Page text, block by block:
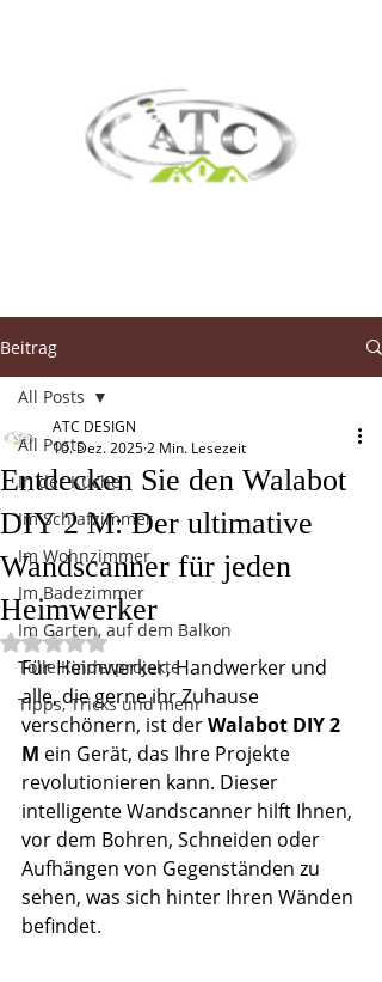
Beitrag
All Posts
In der Küche
Im Schlafzimmer
Im Wohnzimmer
Im Badezimmer
Im Garten, auf dem Balkon
Tolle Kinderprojekte
Tipps, Tricks und mehr
All Posts
Entdecken Sie den Walabot
DIY 2 M: Der ultimative
Wandscanner für jeden
Heimwerker
ATC DESIGN
10. Dez. 20252 Min. Lesezeit
Mit NaN von 5 Sternen bewertet.
Für Heimwerker, Handwerker und
alle, die gerne ihr Zuhause
verschönern, ist der Walabot DIY 2
M ein Gerät, das Ihre Projekte
revolutionieren kann. Dieser
intelligente Wandscanner hilft Ihnen,
vor dem Bohren, Schneiden oder
Aufhängen von Gegenständen zu
sehen, was sich hinter Ihren Wänden
befindet.